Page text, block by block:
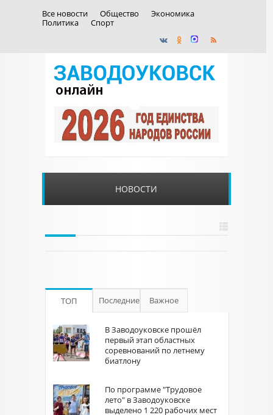
Все новости Общество
Экономика
Политика
Спорт
НОВОСТИ
ТОП Последние Важное
В Заводоуковске прошёл
первый этап областных
соревнований по летнему
биатлону
По программе "Трудовое
лето" в Заводоуковске
выделено 1 220 рабочих мест